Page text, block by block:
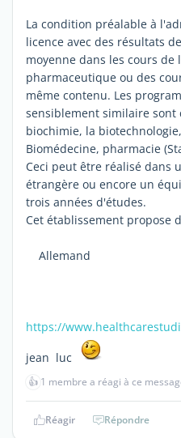
La condition préalable à
licence avec des résultats
moyenne dans les cours de
pharmaceutique ou des
même contenu. Les
sensiblement similaire sont
biochimie, la
Biomédecine, pharmacie
Ceci peut être réalisé dans
étrangère ou encore un
trois années d'études.
Cet établissement propose
Allemand
https://
jean luc
👍 1 membre a réagi à ce
Réagir Répondre